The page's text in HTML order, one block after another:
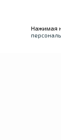
Нажимая